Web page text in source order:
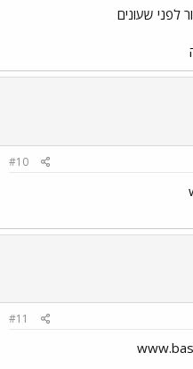
לפני שעונים
#10
#11